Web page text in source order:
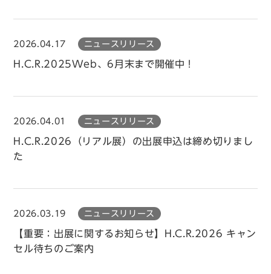
2026.04.17 ニュースリリース
H.C.R.2025Web、6月末まで開催中！
2026.04.01 ニュースリリース
H.C.R.2026（リアル展）の出展申込は締め切りまし
た
2026.03.19 ニュースリリース
【重要：出展に関するお知らせ】H.C.R.2026 キャン
セル待ちのご案内